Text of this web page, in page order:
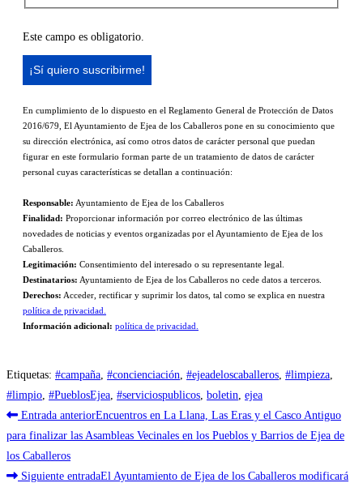
Este campo es obligatorio.
En cumplimiento de lo dispuesto en el Reglamento General de Protección de Datos
2016/679, El Ayuntamiento de Ejea de los Caballeros pone en su conocimiento que
su dirección electrónica, así como otros datos de carácter personal que puedan
figurar en este formulario forman parte de un tratamiento de datos de carácter
personal cuyas características se detallan a continuación:
Responsable: Ayuntamiento de Ejea de los Caballeros
Finalidad: Proporcionar información por correo electrónico de las últimas
novedades de noticias y eventos organizadas por el Ayuntamiento de Ejea de los
Caballeros.
Legitimación: Consentimiento del interesado o su representante legal.
Destinatarios: Ayuntamiento de Ejea de los Caballeros no cede datos a terceros.
Derechos: Acceder, rectificar y suprimir los datos, tal como se explica en nuestra
política de privacidad.
Información adicional: política de privacidad.
Etiquetas: #campaña #concienciación #ejeadeloscaballeros #limpieza
#limpio #PueblosEjea #serviciospublicos boletin ejea
Leer
más
artículos
Entrada anteriorEncuentros en La Llana, Las Eras y el Casco Antiguo
para finalizar las Asambleas Vecinales en los Pueblos y Barrios de Ejea de
los Caballeros
Siguiente entradaEl Ayuntamiento de Ejea de los Caballeros modificará